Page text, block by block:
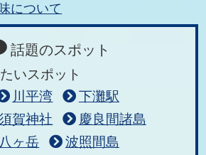
について
話題のスポット
いスポット
川平湾
下灘駅
須賀神社
慶良間諸島
八ヶ岳
波照間島